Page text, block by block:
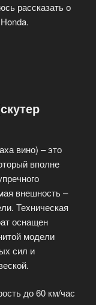
рассказать о
вино) – это
вполне
внешность –
Техническая
оснащен
модели
сил и
до 60 км/час